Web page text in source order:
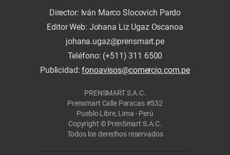
Director: Iván Marco Slocovich Pardo
Editor Web: Johana Liz Ugaz Oscanoa
johana.ugaz@prensmart.pe
Teléfono: (+511) 311 6500
Publicidad:fonoavisos@comercio.com.pe
PRENSMART S.A.C.
Prensmart Calle Paracas #532
Pueblo Libre, Lima - Perú
Copyright © PrenSmart S.A.C.
Todos los derechos reservados